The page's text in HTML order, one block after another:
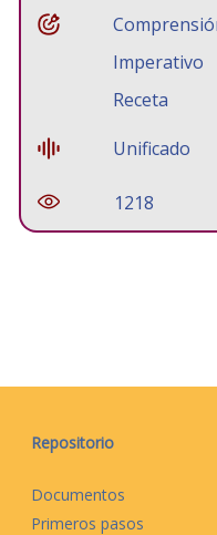
Imperativo
Receta
Unificado
1218
Repositorio
Documentos
Primeros pasos